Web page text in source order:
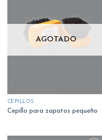
Añadir
a la
AGOTADO
CEPILLOS
Cepillo para zapatos pequeño